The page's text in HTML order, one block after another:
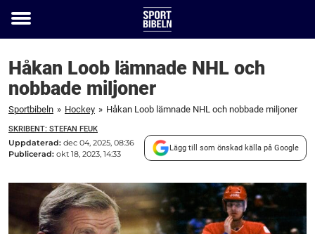
Toggle
Håkan Loob lämnade NHL och
nobbade miljoner
Sportbibeln » Hockey » Håkan Loob lämnade NHL och nobbade miljoner
SKRIBENT: STEFAN FEUK
Uppdaterad: dec 04, 2025, 08:36
Publicerad: okt 18, 2023, 14:33
Lägg till som önskad källa på Google